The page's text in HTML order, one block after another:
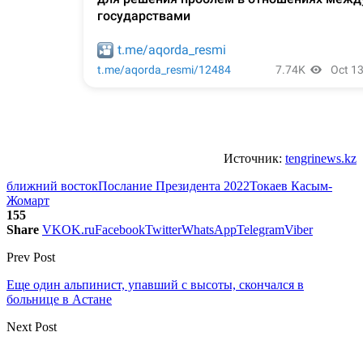
Источник: tengrinews.kz
ближний востокПослание Президента 2022Токаев Касым-
Жомарт
155
Share VKOK.ruFacebookTwitterWhatsAppTelegramViber
Prev Post
Еще один альпинист, упавший с высоты, скончался в
больнице в Астане
Next Post